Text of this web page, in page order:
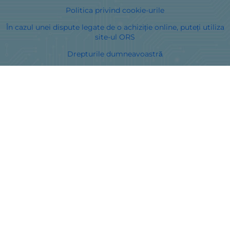
Politica privind cookie-urile
În cazul unei dispute legate de o achiziție online, puteți utiliza
site-ul ORS
Drepturile dumneavoastră